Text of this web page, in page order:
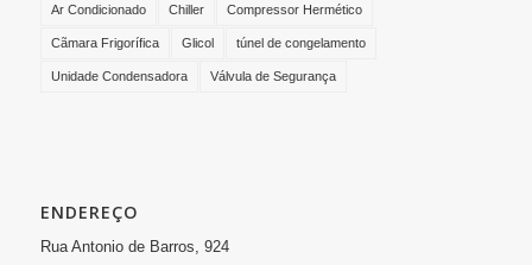
Ar Condicionado Chiller Compressor Hermético
Cãmara Frigorífica Glicol túnel de congelamento
Unidade Condensadora Válvula de Segurança
ENDEREÇO
Rua Antonio de Barros, 924